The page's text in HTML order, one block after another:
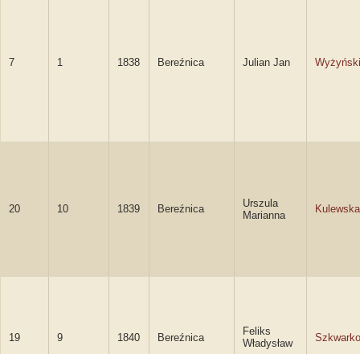
7 1 1838 Bereźnica Julian Jan Wyżyński
20 10 1839 Bereźnica
Urszula
Marianna
Kulewska
19 9 1840 Bereźnica
Feliks
Władysław